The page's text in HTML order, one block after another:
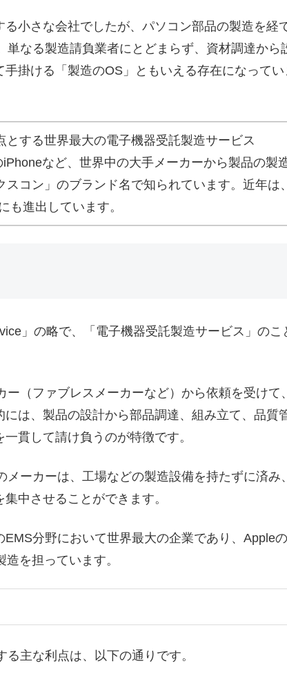
小さな会社でしたが、パソコン部品の製造を経て
なる製造請負業者にとどまらず、資材調達から
掛ける「製造のOS」ともいえる存在になってい
とする世界最大の電子機器受託製造サービス
iPhoneなど、世界中の大手メーカーから製品の製
コン」のブランド名で知られています。近年は、
も進出しています。
」の略で、「電子機器受託製造サービス」のこ
（ファブレスメーカーなど）から依頼を受けて
は、製品の設計から部品調達、組み立て、品質
貫して請け負うのが特徴です。
ーカーは、工場などの製造設備を持たずに済み
中させることができます。
分野において世界最大の企業であり、Appleの
を担っています。
主な利点は、以下の通りです。